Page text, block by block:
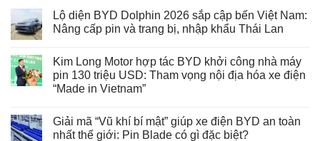
Lộ diện BYD Dolphin 2026 sắp cập bến Việt Nam:
Nâng cấp pin và trang bị, nhập khẩu Thái Lan
Kim Long Motor hợp tác BYD khởi công nhà máy
pin 130 triệu USD: Tham vọng nội địa hóa xe điện
“Made in Vietnam”
Giải mã “Vũ khí bí mật” giúp xe điện BYD an toàn
nhất thế giới: Pin Blade có gì đặc biệt?